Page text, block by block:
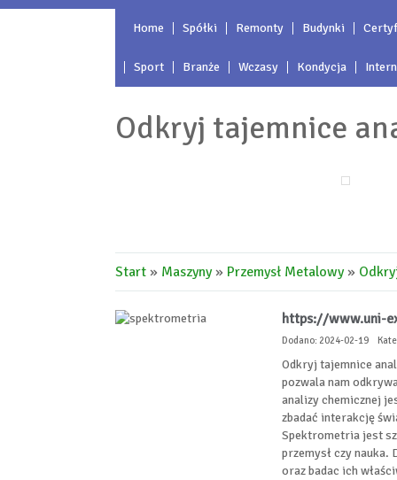
Home Spółki Remonty Budynki
Sport Branże Wczasy Kondycja
Odkryj tajemnice
Start » Maszyny» Przemysł Metalowy»
https://www.uni-
Dodano: 2024-02-19
Odkryj tajemnice
pozwala nam
analizy chemicznej
zbadać interakcję
Spektrometria jest
przemysł czy
oraz badac ich